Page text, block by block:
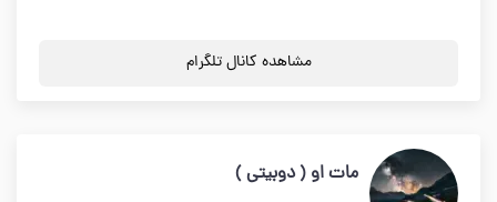
مشاهده کانال تلگرام
مات او ( دوبیتی )